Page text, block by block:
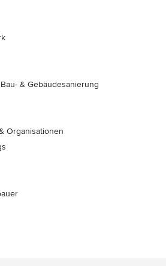
& Gebäudesanierung
Organisationen